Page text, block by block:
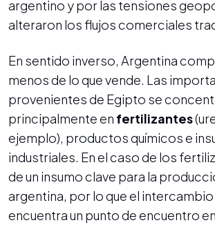
argentino y por las tensiones
alteraron los flujos comerciales
En sentido inverso, Argentina
menos de lo que vende. Las
provenientes de Egipto se
principalmente en fertilizantes
ejemplo), productos químicos e
industriales. En el caso de los
de un insumo clave para la
argentina, por lo que el
encuentra un punto de encuentro